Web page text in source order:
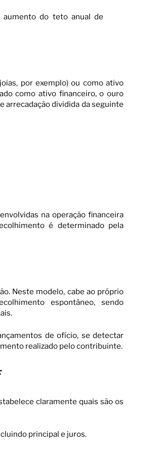
aumento do teto anual de
por exemplo) ou como ativo
como ativo financeiro, o ouro
arrecadação dividida da seguinte
na operação financeira
é determinado pela
Neste modelo, cabe ao próprio
espontâneo, sendo
de ofício, se detectar
realizado pelo contribuinte.
claramente quais são os
principal e juros.